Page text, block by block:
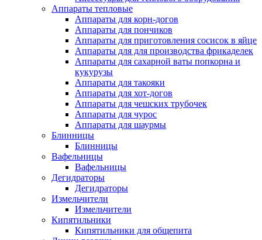
Аппараты тепловые
Аппараты для корн-догов
Аппараты для пончиков
Аппараты для приготовления сосисок в яйце
Аппараты для для производства фрикаделек
Аппараты для сахарной ваты попкорна и
кукурузы
Аппараты для такояки
Аппараты для хот-догов
Аппараты для чешских трубочек
Аппараты для чурос
Аппараты для шаурмы
Блинницы
Блинницы
Вафельницы
Вафельницы
Дегидраторы
Дегидраторы
Измельчители
Измельчители
Кипятильники
Кипятильники для общепита